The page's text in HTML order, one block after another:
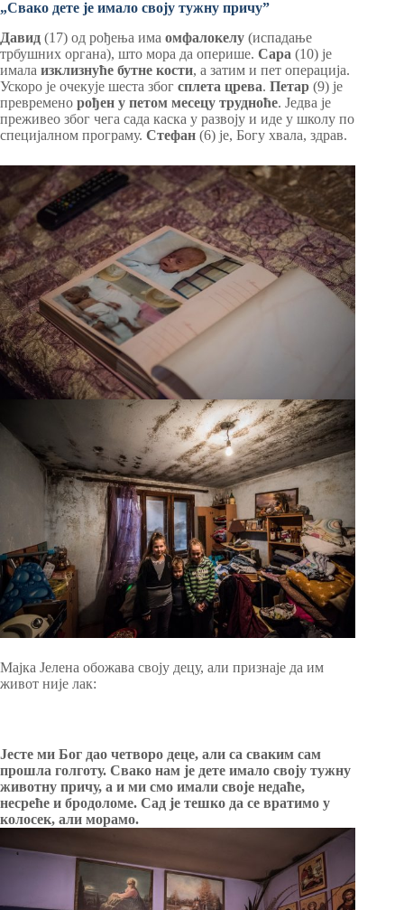
„Свако дете је имало своју тужну причуˮ
Давид (17) од рођења има омфалокелу (испадање
трбушних органа), што мора да оперише. Сара (10) је
имала изклизнуће бутне кости, а затим и пет операција.
Ускоро је очекује шеста због сплета црева. Петар (9) је
превремено рођен у петом месецу трудноће. Једва је
преживео због чега сада каска у развоју и иде у школу по
специјалном програму. Стефан (6) је, Богу хвала, здрав.
Мајка Јелена обожава своју децу, али признаје да им
живот није лак:
Јесте ми Бог дао четворо деце, али са сваким сам
прошла голготу. Свако нам је дете имало своју тужну
животну причу, а и ми смо имали своје недаће,
несреће и бродоломе. Сад је тешко да се вратимо у
колосек, али морамо.